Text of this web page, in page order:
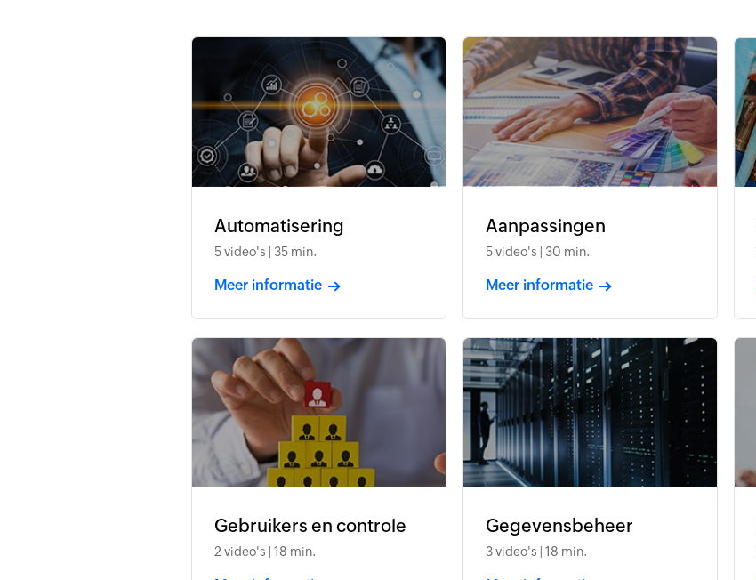
Automatisering
5 video's | 35 min.
Meer informatie
Aanpassingen
5 video's | 30 min.
Meer informatie
Gebruikers en controle
2 video's | 18 min.
Gegevensbeheer
3 video's | 18 min.